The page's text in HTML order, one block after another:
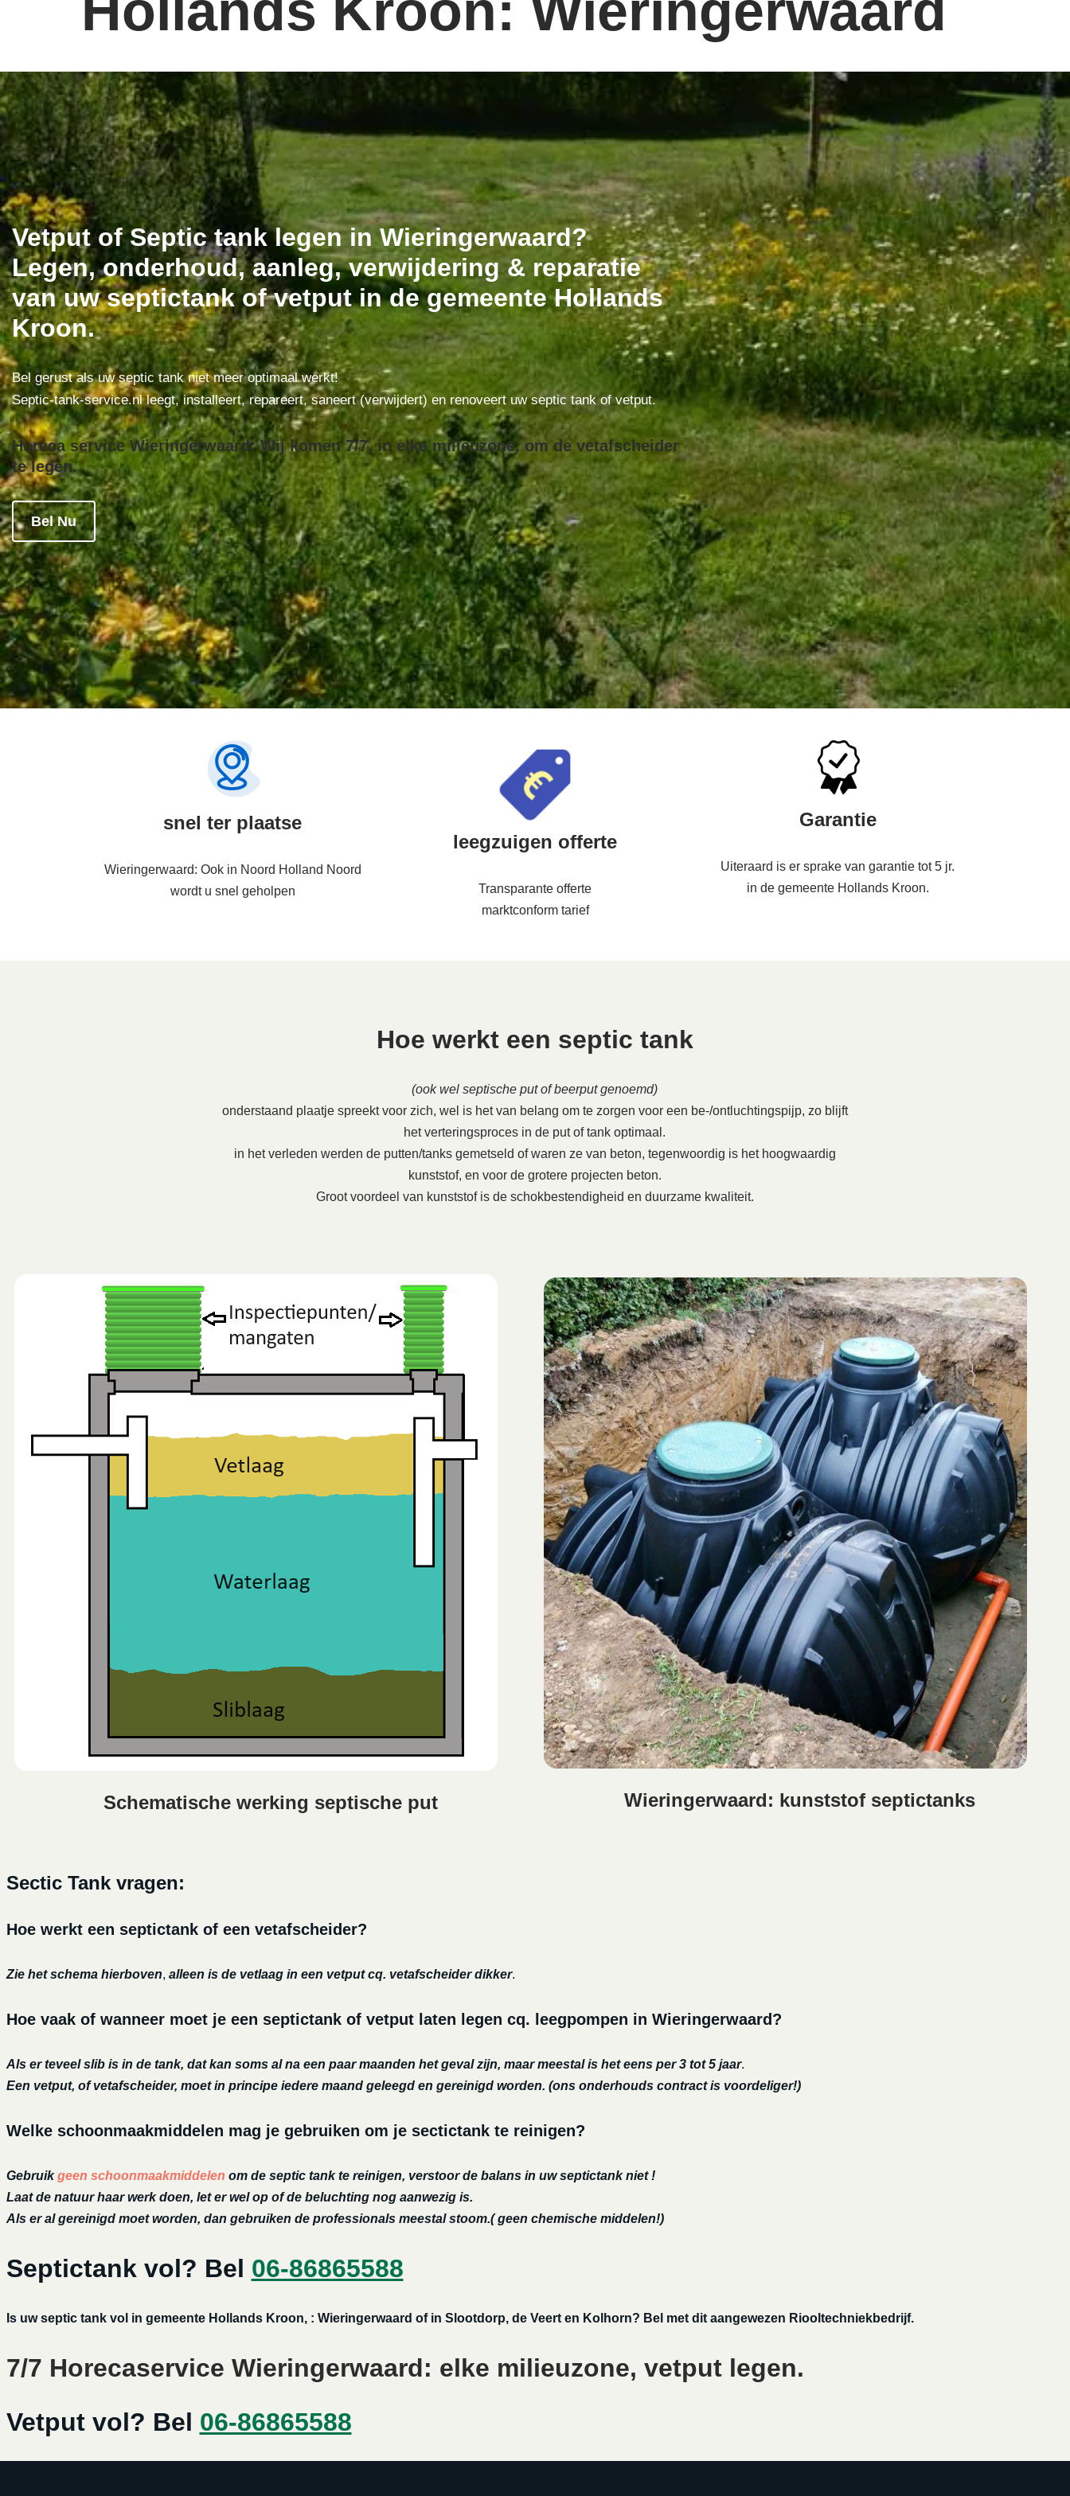
Vetput of Septic tank legen in Wieringerwaard?
Legen, onderhoud, aanleg, verwijdering & reparatie
van uw septictank of vetput in de gemeente Hollands
Kroon.
Bel gerust als uw septic tank niet meer optimaal werkt!
Septic-tank-service.nl leegt, installeert, repareert, saneert (verwijdert) en renoveert uw septic tank of vetput.
Horeca service Wieringerwaard: Wij komen 7/7, in elke milieuzone, om de vetafscheider
te legen.
Bel Nu
snel ter plaatse
Wieringerwaard: Ook in Noord Holland Noord
wordt u snel geholpen
leegzuigen offerte
Transparante offerte
marktconform tarief
Garantie
Uiteraard is er sprake van garantie tot 5 jr.
in de gemeente Hollands Kroon.
Hoe werkt een septic tank
(ook wel septische put of beerput genoemd)
onderstaand plaatje spreekt voor zich, wel is het van belang om te zorgen voor een be-/ontluchtingspijp, zo blijft
het verteringsproces in de put of tank optimaal.
in het verleden werden de putten/tanks gemetseld of waren ze van beton, tegenwoordig is het hoogwaardig
kunststof, en voor de grotere projecten beton.
Groot voordeel van kunststof is de schokbestendigheid en duurzame kwaliteit.
Schematische werking septische put Wieringerwaard: kunststof septictanks
Sectic Tank vragen:
Hoe werkt een septictank of een vetafscheider?
Zie het schema hierboven, alleen is de vetlaag in een vetput cq. vetafscheider dikker.
Hoe vaak of wanneer moet je een septictank of vetput laten legen cq. leegpompen in Wieringerwaard?
Als er teveel slib is in de tank, dat kan soms al na een paar maanden het geval zijn, maar meestal is het eens per 3 tot 5 jaar.
Een vetput, of vetafscheider, moet in principe iedere maand geleegd en gereinigd worden. (ons onderhouds contract is voordeliger!)
Welke schoonmaakmiddelen mag je gebruiken om je sectictank te reinigen?
Gebruikgeen schoonmaakmiddelen om de septic tank te reinigen, verstoor de balans in uw septictank niet !
Laat de natuur haar werk doen, let er wel op of de beluchting nog aanwezig is.
Als er al gereinigd moet worden, dan gebruiken de professionals meestal stoom.( geen chemische middelen!)
Septictank vol? Bel 06-86865588
Is uw septic tank vol in gemeente Hollands Kroon, : Wieringerwaard of in Slootdorp, de Veert en Kolhorn? Bel met dit aangewezen Riooltechniekbedrijf.
7/7 Horecaservice Wieringerwaard: elke milieuzone, vetput legen.
Vetput vol? Bel 06-86865588